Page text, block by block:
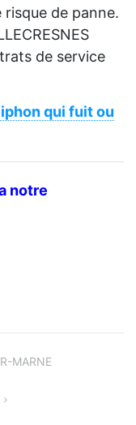
de panne.
de service
qui fuit ou
notre
MARNE